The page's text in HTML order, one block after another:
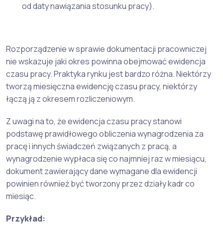
od daty nawiązania stosunku pracy).
Rozporządzenie w sprawie dokumentacji pracowniczej
nie wskazuje jaki okres powinna obejmować ewidencja
czasu pracy. Praktyka rynku jest bardzo różna. Niektórzy
tworzą miesięczna ewidencję czasu pracy, niektórzy
łączą ją z okresem rozliczeniowym.
Z uwagi na to, że ewidencja czasu pracy stanowi
podstawę prawidłowego obliczenia wynagrodzenia za
pracę i innych świadczeń związanych z pracą, a
wynagrodzenie wypłaca się co najmniej raz w miesiącu,
dokument zawierający dane wymagane dla ewidencji
powinien również być tworzony przez działy kadr co
miesiąc.
Przykład: